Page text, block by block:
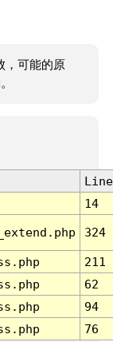
，可能的原
Line
14
324
211
62
94
76